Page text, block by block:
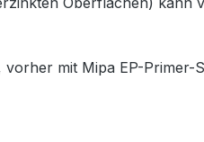
mit Mipa EP-